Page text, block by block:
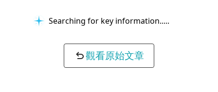
Searching for key information...
觀看原始文章